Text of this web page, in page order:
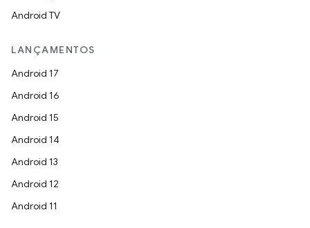
Android TV
LANÇAMENTOS
Android 17
Android 16
Android 15
Android 14
Android 13
Android 12
Android 11